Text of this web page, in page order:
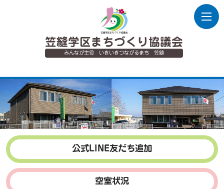
笠縫学区まちづくり協議会
みんなが主役 いきいきつながるまち 笠縫
公式LINE友だち追加
空室状況